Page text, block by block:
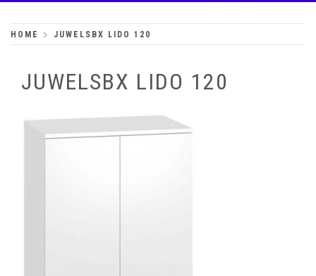
HOME JUWELSBX LIDO 120
JUWELSBX LIDO 120